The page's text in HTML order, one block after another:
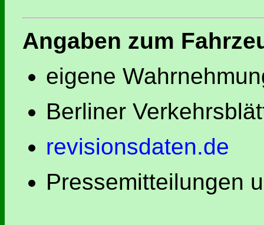
Angaben zum
eigene
Berliner
revisionsdaten.de
Pressemitteilungen